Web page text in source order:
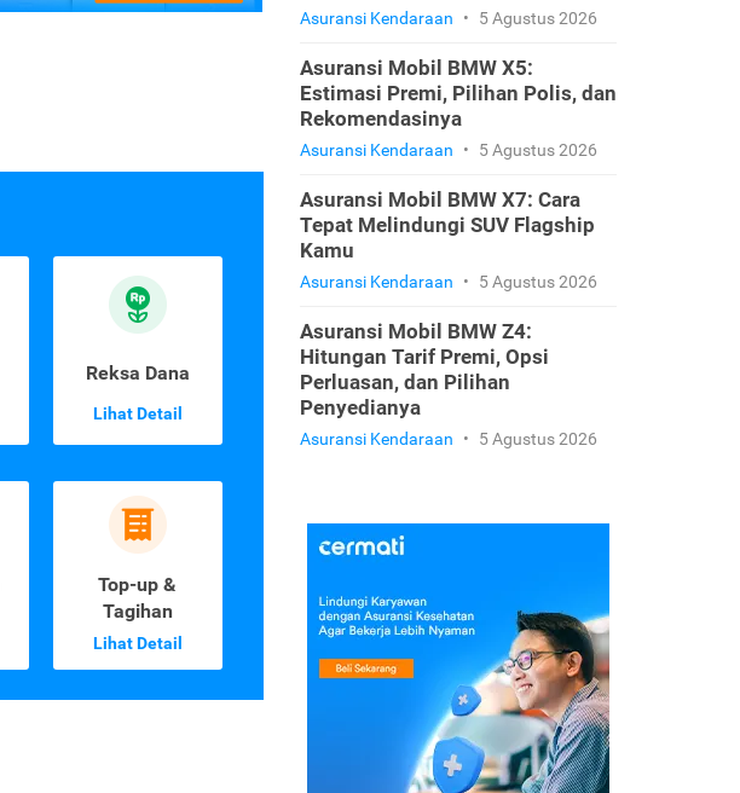
Reksa Dana
Lihat Detail
Top-up &
Tagihan
Lihat Detail
Asuransi Kendaraan • 5 Agustus 2026
Asuransi Mobil BMW X5:
Estimasi Premi, Pilihan Polis, dan
Rekomendasinya
Asuransi Kendaraan • 5 Agustus 2026
Asuransi Mobil BMW X7: Cara
Tepat Melindungi SUV Flagship
Kamu
Asuransi Kendaraan • 5 Agustus 2026
Asuransi Mobil BMW Z4:
Hitungan Tarif Premi, Opsi
Perluasan, dan Pilihan
Penyedianya
Asuransi Kendaraan • 5 Agustus 2026